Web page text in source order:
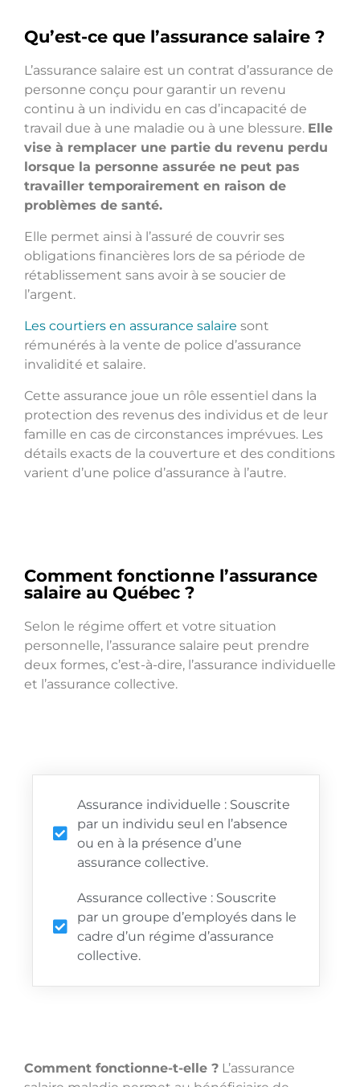
Qu’est-ce que l’assurance salaire ?
L’assurance salaire est un contrat d’assurance de
personne conçu pour garantir un revenu
continu à un individu en cas d’incapacité de
travail due à une maladie ou à une blessure. Elle
vise à remplacer une partie du revenu perdu
lorsque la personne assurée ne peut pas
travailler temporairement en raison de
problèmes de santé.
Elle permet ainsi à l’assuré de couvrir ses
obligations financières lors de sa période de
rétablissement sans avoir à se soucier de
l’argent.
Les courtiers en assurance salaire sont
rémunérés à la vente de police d’assurance
invalidité et salaire.
Cette assurance joue un rôle essentiel dans la
protection des revenus des individus et de leur
famille en cas de circonstances imprévues. Les
détails exacts de la couverture et des conditions
varient d’une police d’assurance à l’autre.
Comment fonctionne l’assurance
salaire au Québec ?
Selon le régime offert et votre situation
personnelle, l’assurance salaire peut prendre
deux formes, c’est-à-dire, l’assurance individuelle
et l’assurance collective.
Assurance individuelle : Souscrite
par un individu seul en l’absence
ou en à la présence d’une
assurance collective.
Assurance collective : Souscrite
par un groupe d’employés dans le
cadre d’un régime d’assurance
collective.
Comment fonctionne-t-elle ? L’assurance